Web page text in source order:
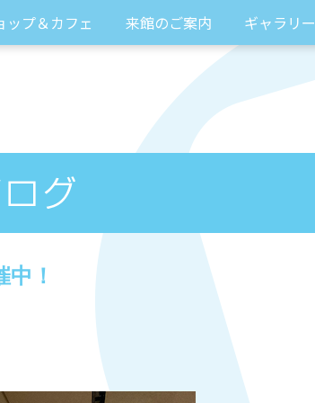
ップ＆カフェ 来館のご案内 ギャラリー
！